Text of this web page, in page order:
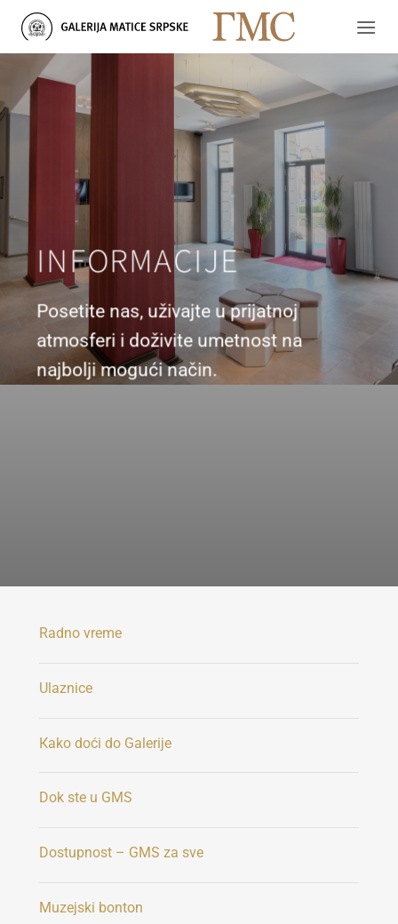
content
INFORMACIJE
Posetite nas, uživajte u prijatnoj
atmosferi i doživite umetnost na
najbolji mogući način.
Radno vreme
Ulaznice
Каko doći do Galerije
Dоk ste u GMS
Dоstupnost – GMS za sve
Мuzejski bonton